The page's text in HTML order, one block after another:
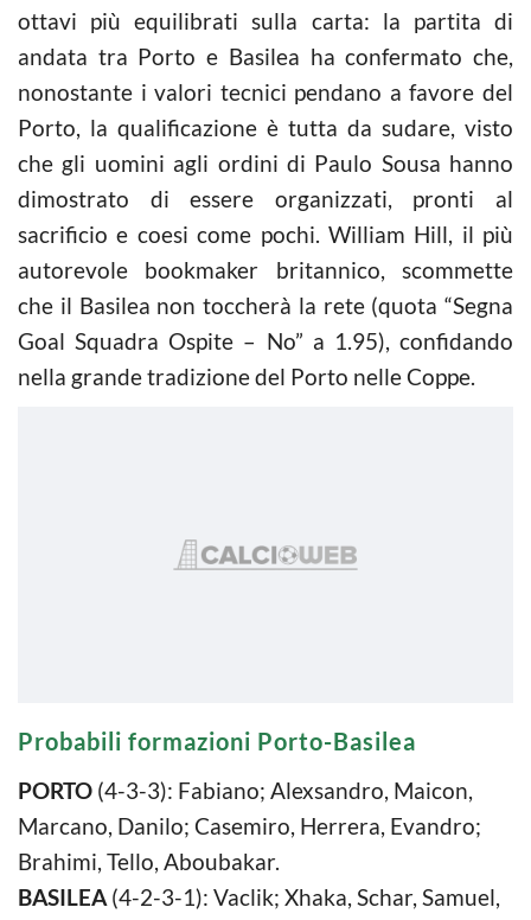
ottavi più equilibrati sulla carta: la partita di
andata tra Porto e Basilea ha confermato che,
nonostante i valori tecnici pendano a favore del
Porto, la qualificazione è tutta da sudare, visto
che gli uomini agli ordini di Paulo Sousa hanno
dimostrato di essere organizzati, pronti al
sacrificio e coesi come pochi. William Hill, il più
autorevole bookmaker britannico, scommette
che il Basilea non toccherà la rete (quota “Segna
Goal Squadra Ospite – No” a 1.95), confidando
nella grande tradizione del Porto nelle Coppe.
Probabili formazioni Porto-Basilea
PORTO (4-3-3): Fabiano; Alexsandro, Maicon,
Marcano, Danilo; Casemiro, Herrera, Evandro;
Brahimi, Tello, Aboubakar.
BASILEA (4-2-3-1): Vaclik; Xhaka, Schar, Samuel,